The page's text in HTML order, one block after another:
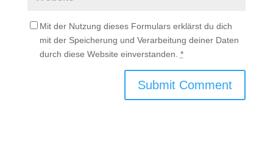
Mit der Nutzung dieses Formulars erklärst du dich
mit der Speicherung und Verarbeitung deiner Daten
durch diese Website einverstanden. *